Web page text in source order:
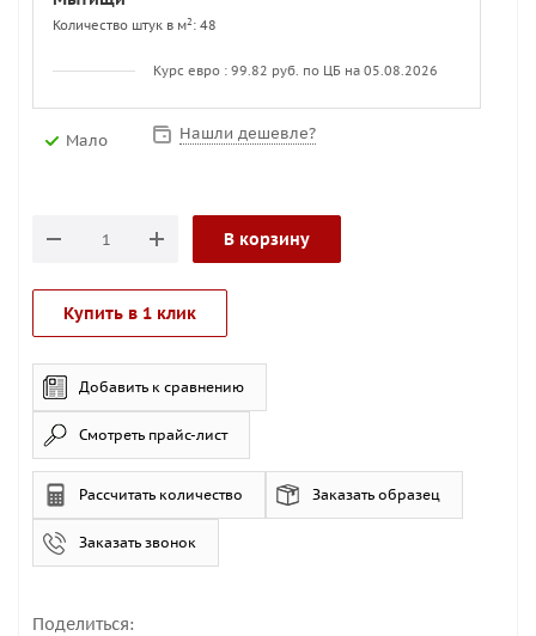
Количество штук в м2 : 48
Курс евро : 99.82 руб. по ЦБ на 05.08.2026
Мало Нашли дешевле?
В корзину
Купить в 1 клик
Смотреть прайс-лист
Добавить к сравнению
Рассчитать количество Заказать образец
Заказать звонок
Поделиться: